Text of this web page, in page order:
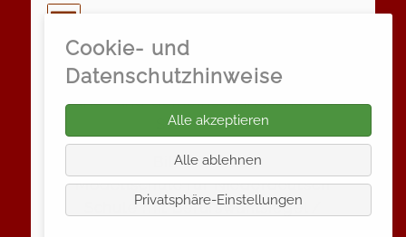
Cookie- und
Datenschutzhinweise
Alle akzeptieren
Alle ablehnen
Privatsphäre-Einstellungen
Klaus-Groth-Schule
Grund- und Gemeinschaftsschule der
Stadt Heide
Bili-Schule /
Modellschule für Niederdeutsch
Schule mit Berufswahlsiegel /